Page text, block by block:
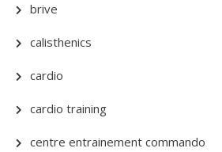
brive
calisthenics
cardio
cardio training
centre entrainement commando